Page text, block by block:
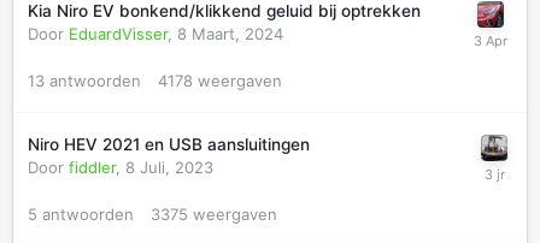
Kia Niro EV bonkend/klikkend geluid bij optrekken
Door EduardVisser, 8 Maart, 2024
13 antwoorden 4178 weergaven
Niro HEV 2021 en USB aansluitingen
Door fiddler, 8 Juli, 2023
5 antwoorden 3375 weergaven